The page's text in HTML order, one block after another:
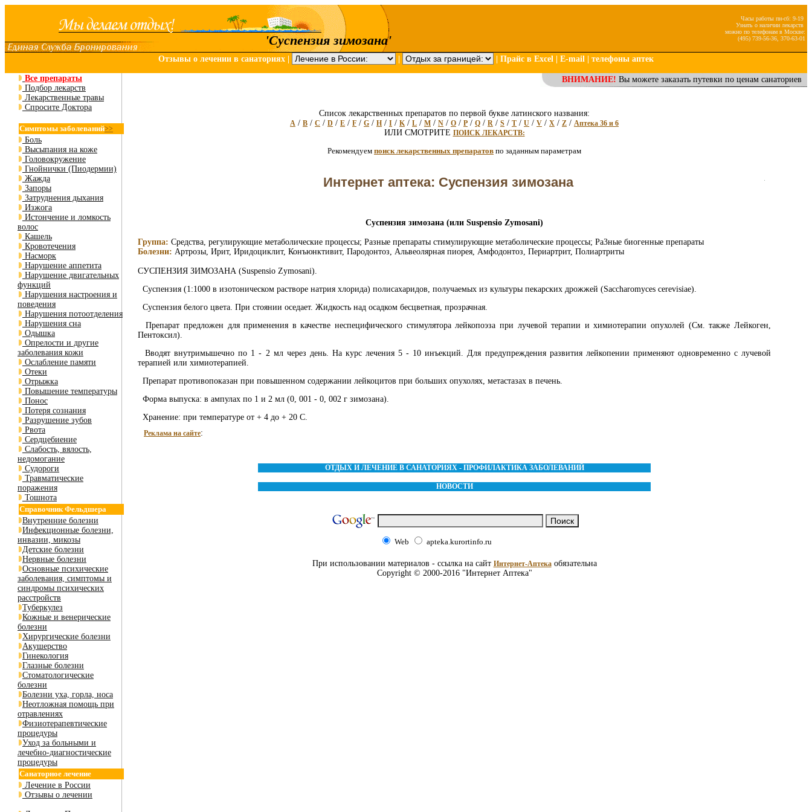
'Суспензия зимозана'
Часы работы пн-сб: 9-19
Узнать о наличии лекарств
можно по телефонам в Москве:
(495) 739-56-36, 370-63-01
Отзывы о лечении в санаториях Прайс в Excel E-mail телефоны аптек
Все препараты
Подбор лекарств
Лекарственные травы
Спросите Доктора
Симптомы заболеваний>>
Боль
Высыпания на коже
Головокружение
Гнойнички (Пиодермии)
Жажда
Запоры
Затруднения дыхания
Изжога
Истончение и ломкость
волос
Кашель
Кровотечения
Насморк
Нарушение аппетита
Нарушение двигательных
функций
Нарушения настроения и
поведения
Нарушения потоотделения
Нарушения сна
Одышка
Опрелости и другие
заболевания кожи
Ослабление памяти
Отеки
Отрыжка
Повышение температуры
Понос
Потеря сознания
Разрушение зубов
Рвота
Сердцебиение
Слабость, вялость,
недомогание
Судороги
Травматические
поражения
Тошнота
Справочник Фельдшера
Внутренние болезни
Инфекционные болезни,
инвазии, микозы
Детские болезни
Нервные болезни
Основные психические
заболевания, симптомы и
синдромы психических
расстройств
Туберкулез
Кожные и венерические
болезни
Хирургические болезни
Акушерство
Гинекология
Глазные болезни
Стоматологические
болезни
Болезни уха, горла, носа
Неотложная помощь при
отравлениях
Физиотерапевтические
процедуры
Уход за больными и
лечебно-диагностические
процедуры
Санаторное лечение
Лечение в России
Отзывы о лечении
ВНИМАНИЕ! Вы можете заказать путевки по ценам санаториев
Список лекарственных препаратов по первой букве латинского названия:
A / B / C / D / E / F / G / H / I / K/ L / M / N / O / P / Q / R / S / T / U / V / X / Z / Аптека 36 и 6
ИЛИ СМОТРИТЕ ПОИСК ЛЕКАРСТВ:
Рекомендуем поиск лекарственных препаратов по заданным параметрам
Интернет аптека: Суспензия зимозана
Суспензия зимозана (или Suspensio Zymosani)
Группа: Средства, регулирующие метаболические процессы; Разные препараты стимулирующие метаболические процессы; Ра3ные биогенные препараты
Болезни: Артрозы, Ирит, Иридоциклит, Конъюнктивит, Пародонтоз, Альвеолярная пиорея, Амфодонтоз, Периартрит, Полиартриты
СУСПЕНЗИЯ ЗИМОЗАНА (Suspensio Zymosani).
Суспензия (1:1000 в изотоническом растворе натрия хлорида) полисахаридов, получаемых из культуры пекарских дрожжей (Saccharomyces cerevisiae).
Суспензия белого цвета. При стоянии оседает. Жидкость над осадком бесцветная, прозрачная.
Препарат предложен для применения в качестве неспецифического стимулятора лейкопоэза при лучевой терапии и химиотерапии опухолей (См. также Лейкоген,
Пентоксил).
Вводят внутримышечно по 1 - 2 мл через день. На курс лечения 5 - 10 инъекций. Для предупреждения развития лейкопении применяют одновременно с лучевой
терапией или химиотерапией.
Препарат противопоказан при повышенном содержании лейкоцитов при больших опухолях, метастазах в печень.
Форма выпуска: в ампулах по 1 и 2 мл (0, 001 - 0, 002 г зимозана).
Хранение: при температуре от + 4 до + 20 С.
Реклама на сайте:
ОТДЫХ И ЛЕЧЕНИЕ В САНАТОРИЯХ - ПРОФИЛАКТИКА ЗАБОЛЕВАНИЙ
НОВОСТИ
Web apteka.kurortinfo.ru
При использовании материалов - ссылка на сайт Интернет-Аптекаобязательна
Copyright © 2000-2016 "Интернет Аптека"